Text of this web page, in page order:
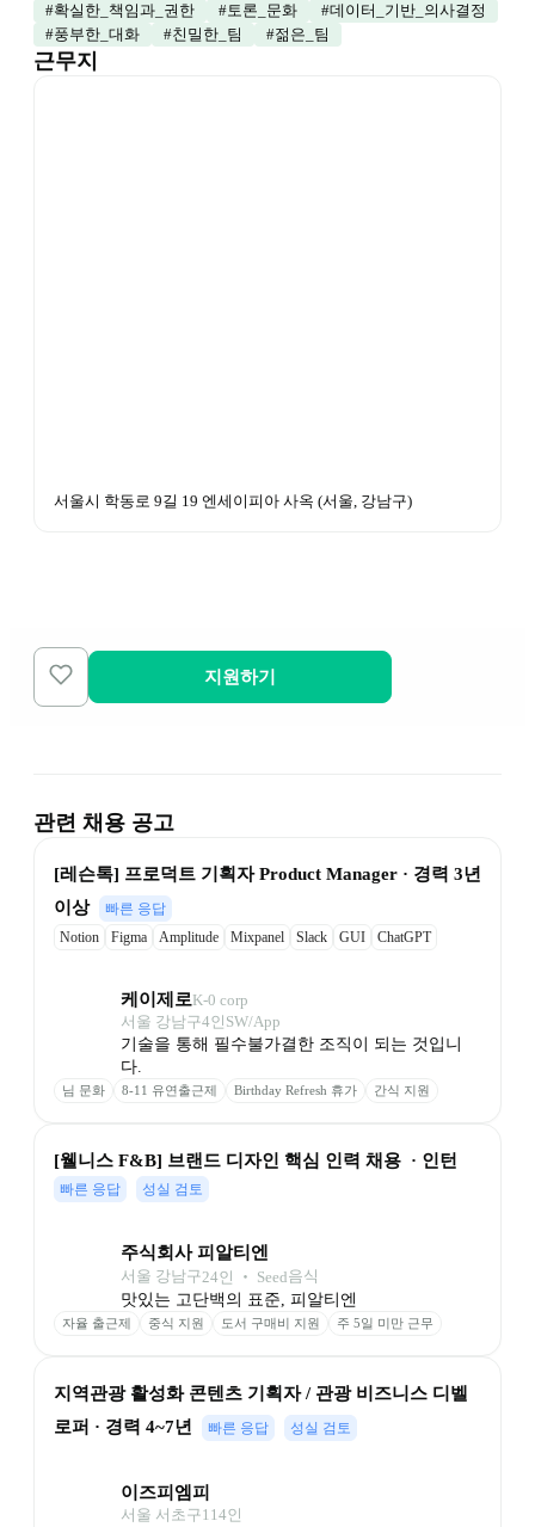
#확실한_책임과_권한 #토론_문화 #데이터_기반_의사결정
#풍부한_대화 #친밀한_팀 #젊은_팀
근무지
서울시 학동로 9길 19 엔세이피아 사옥 (서울, 강남구)
지원하기
관련 채용 공고
[레슨톡] 프로덕트 기획자 Product Manager · 경력 3년
이상
빠른 응답
Notion
Figma Amplitude Mixpanel Slack GUI
ChatGPT
케이제로K-0 corp
서울 강남구4인 SW/App
기술을 통해 필수불가결한 조직이 되는 것입니
다.
님 문화 8-11 유연출근제 Birthday Refresh 휴가 간식 지원
[웰니스 F&B] 브랜드 디자인 핵심 인력 채용  · 인턴
빠른 응답 성실 검토
주식회사 피알티엔
서울 강남구24인 ‧ Seed음식
맛있는 고단백의 표준, 피알티엔
자율 출근제 중식 지원 도서 구매비 지원 주 5일 미만 근무
지역관광 활성화 콘텐츠 기획자 / 관광 비즈니스 디벨
로퍼 · 경력 4~7년
빠른 응답 성실 검토
이즈피엠피
서울 서초구114인